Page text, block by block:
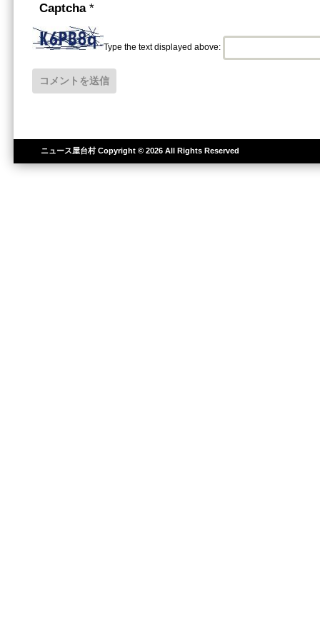
Captcha *
Type the text displayed above:
ニュース屋台村Copyright © 2026 All Rights Reserved